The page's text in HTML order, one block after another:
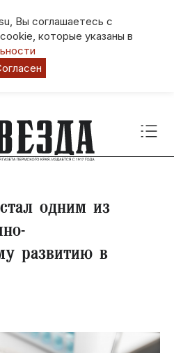
Вы соглашаетесь с
которые указаны в
одним из
развитию в